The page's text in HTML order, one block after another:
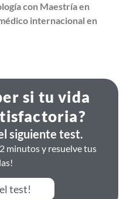
con Maestría en
internacional en
si tu vida
siguiente test.
minutos y resuelve tus
test!